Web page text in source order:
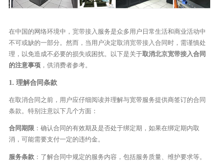
在中国的网络环境中， 宽带接入 服务是众多用户日常生活和商业活动中
不可或缺的一部分。然而，当用户决定取消宽带接入合同时，需谨慎处
理，以免造成不必要的损失或困扰。以下是关于取消北京宽带接入合同
的注意事项，供消费者参考。
1. 理解合同条款
在取消合同之前，用户应仔细阅读并理解与宽带服务提供商签订的合同
条款。特别注意以下几个方面：
合同期限：确认合同的有效期及是否处于绑定期，如果在绑定期内取
消，可能需要支付一定的违约金。
服务条款：了解合同中规定的服务内容，包括服务质量、维护要求等。